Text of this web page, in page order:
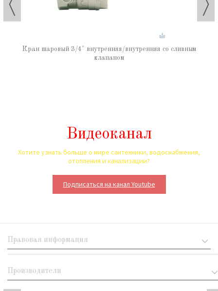
Кран шаровый 3/4" внутренняя/внутренняя со сливным
клапаном
Видеоканал
Хотите узнать больше о мире сантехники, водоснабжения,
отопления и канализации?
Подписаться на канал Youtube
Правовая информация
Производители